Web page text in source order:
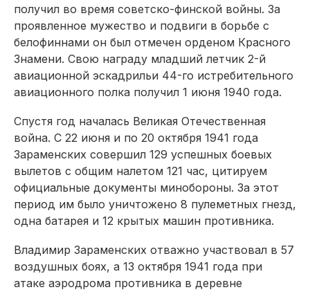
получил во время советско-финской войны. За
проявленное мужество и подвиги в борьбе с
белофиннами он был отмечен орденом Красного
Знамени. Свою награду младший летчик 2-й
авиационной эскадрильи 44-го истребительного
авиационного полка получил 1 июня 1940 года.
Спустя год началась Великая Отечественная
война. С 22 июня и по 20 октября 1941 года
Зараменских совершил 129 успешных боевых
вылетов с общим налетом 121 час, цитируем
официальные документы минобороны. За этот
период им было уничтожено 8 пулеметных гнезд,
одна батарея и 12 крытых машин противника.
Владимир Зараменских отважно участвовал в 57
воздушных боях, а 13 октября 1941 года при
атаке аэродрома противника в деревне